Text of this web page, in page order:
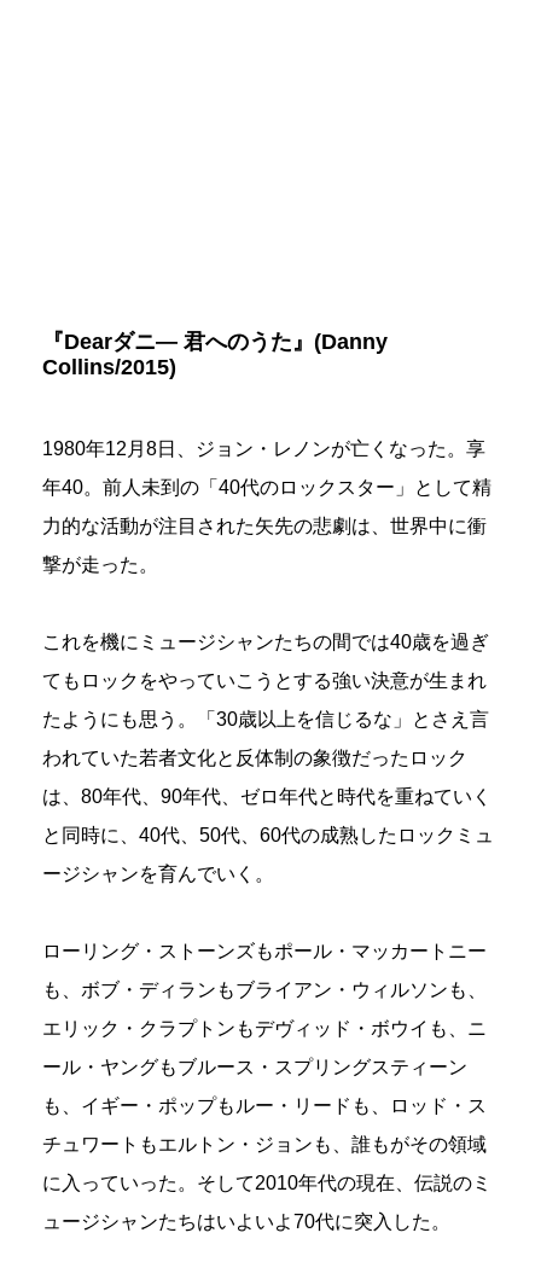
『Dearダニ― 君へのうた』(Danny
Collins/2015)
1980年12月8日、ジョン・レノンが亡くなった。享
年40。前人未到の「40代のロックスター」として精
力的な活動が注目された矢先の悲劇は、世界中に衝
撃が走った。
これを機にミュージシャンたちの間では40歳を過ぎ
てもロックをやっていこうとする強い決意が生まれ
たようにも思う。「30歳以上を信じるな」とさえ言
われていた若者文化と反体制の象徴だったロック
は、80年代、90年代、ゼロ年代と時代を重ねていく
と同時に、40代、50代、60代の成熟したロックミュ
ージシャンを育んでいく。
ローリング・ストーンズもポール・マッカートニー
も、ボブ・ディランもブライアン・ウィルソンも、
エリック・クラプトンもデヴィッド・ボウイも、ニ
ール・ヤングもブルース・スプリングスティーン
も、イギー・ポップもルー・リードも、ロッド・ス
チュワートもエルトン・ジョンも、誰もがその領域
に入っていった。そして2010年代の現在、伝説のミ
ュージシャンたちはいよいよ70代に突入した。